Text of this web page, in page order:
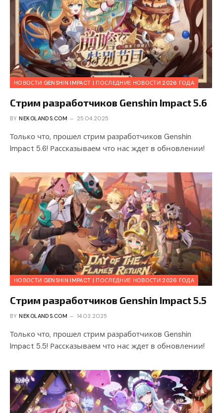
НОВОСТИ GENSHIN IMPACT | ПОСЛЕДНИЕ НОВОСТИ 2026 ГОДА
Стрим разработчиков Genshin Impact 5.6
BY NEKOLANDS.COM 25.04.2025
Только что, прошел стрим разработчиков Genshin
Impact 5.6! Рассказываем что нас ждет в обновлении!
НОВОСТИ GENSHIN IMPACT | ПОСЛЕДНИЕ НОВОСТИ 2026 ГОДА
Стрим разработчиков Genshin Impact 5.5
BY NEKOLANDS.COM 14.03.2025
Только что, прошел стрим разработчиков Genshin
Impact 5.5! Рассказываем что нас ждет в обновлении!